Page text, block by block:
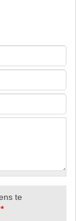
te
*